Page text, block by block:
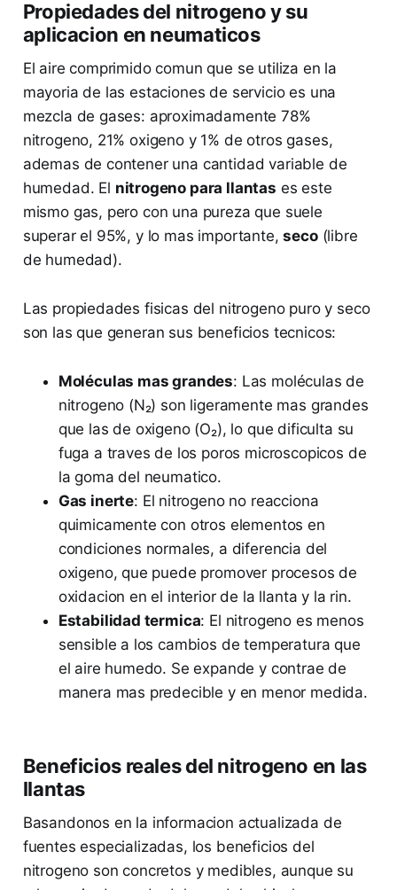
Propiedades del nitrogeno y su
aplicacion en neumaticos
El aire comprimido comun que se utiliza en la
mayoria de las estaciones de servicio es una
mezcla de gases: aproximadamente 78%
nitrogeno, 21% oxigeno y 1% de otros gases,
ademas de contener una cantidad variable de
humedad. El nitrogeno para llantas es este
mismo gas, pero con una pureza que suele
superar el 95%, y lo mas importante,seco(libre
de humedad).
Las propiedades fisicas del nitrogeno puro y seco
son las que generan sus beneficios tecnicos:
Moléculas mas grandes: Las moléculas de
nitrogeno (N₂) son ligeramente mas grandes
que las de oxigeno (O₂), lo que dificulta su
fuga a traves de los poros microscopicos de
la goma del neumatico.
Gas inerte: El nitrogeno no reacciona
quimicamente con otros elementos en
condiciones normales, a diferencia del
oxigeno, que puede promover procesos de
oxidacion en el interior de la llanta y la rin.
Estabilidad termica: El nitrogeno es menos
sensible a los cambios de temperatura que
el aire humedo. Se expande y contrae de
manera mas predecible y en menor medida.
Beneficios reales del nitrogeno en las
llantas
Basandonos en la informacion actualizada de
fuentes especializadas, los beneficios del
nitrogeno son concretos y medibles, aunque su